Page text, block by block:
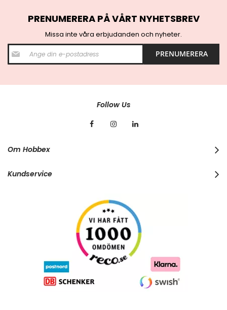
PRENUMERERA PÅ VÅRT NYHETSBREV
Missa inte våra erbjudanden och nyheter.
S
i
g
e
r
:
PRENUMERERA
Follow Us
Om Hobbex
Kundservice